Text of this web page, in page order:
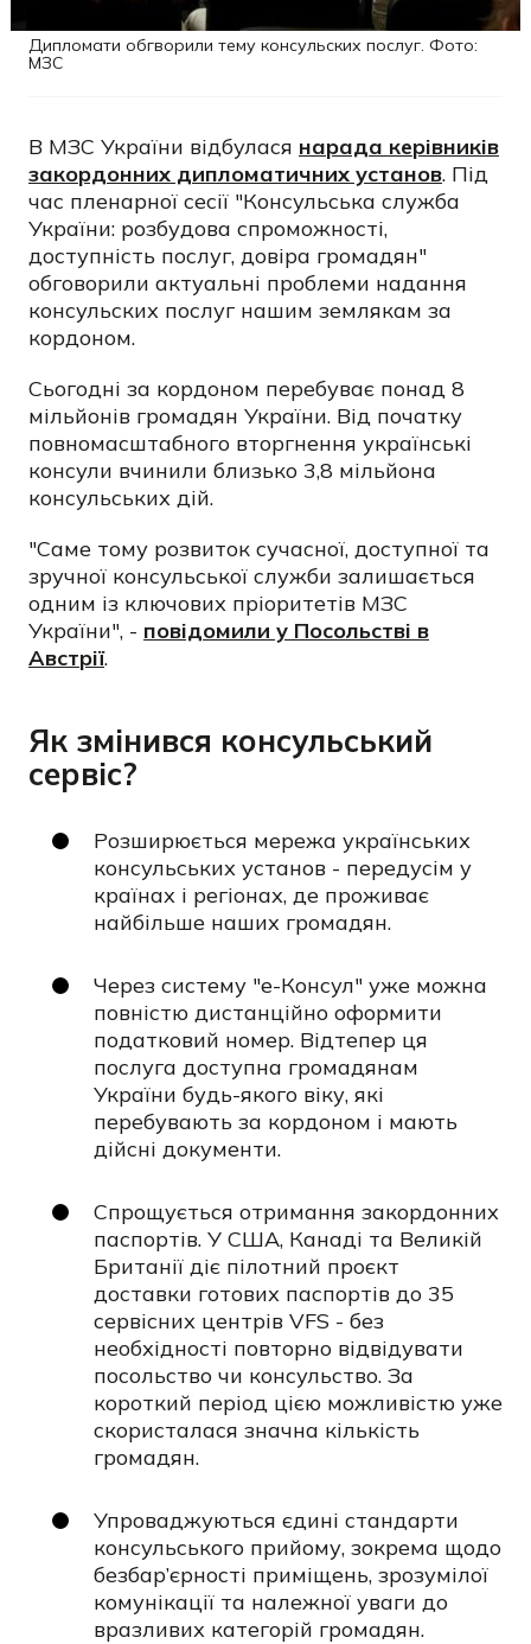
Дипломати обгворили тему консульских послуг. Фото:
МЗС
В МЗС України відбулася нарада керівників
закордонних дипломатичних установ. Під
час пленарної сесії "Консульська служба
України: розбудова спроможності,
доступність послуг, довіра громадян"
обговорили актуальні проблеми надання
консульских послуг нашим землякам за
кордоном.
Сьогодні за кордоном перебуває понад 8
мільйонів громадян України. Від початку
повномасштабного вторгнення українські
консули вчинили близько 3,8 мільйона
консульських дій.
"Саме тому розвиток сучасної, доступної та
зручної консульської служби залишається
одним із ключових пріоритетів МЗС
України", - повідомили у Посольстві в
Австрії.
Як змінився консульський
сервіс?
Розширюється мережа українських
консульських установ - передусім у
країнах і регіонах, де проживає
найбільше наших громадян.
Через систему "е-Консул" уже можна
повністю дистанційно оформити
податковий номер. Відтепер ця
послуга доступна громадянам
України будь-якого віку, які
перебувають за кордоном і мають
дійсні документи.
Спрощується отримання закордонних
паспортів. У США, Канаді та Великій
Британії діє пілотний проєкт
доставки готових паспортів до 35
сервісних центрів VFS - без
необхідності повторно відвідувати
посольство чи консульство. За
короткий період цією можливістю уже
скористалася значна кількість
громадян.
Упроваджуються єдині стандарти
консульського прийому, зокрема щодо
безбар’єрності приміщень, зрозумілої
комунікації та належної уваги до
вразливих категорій громадян.